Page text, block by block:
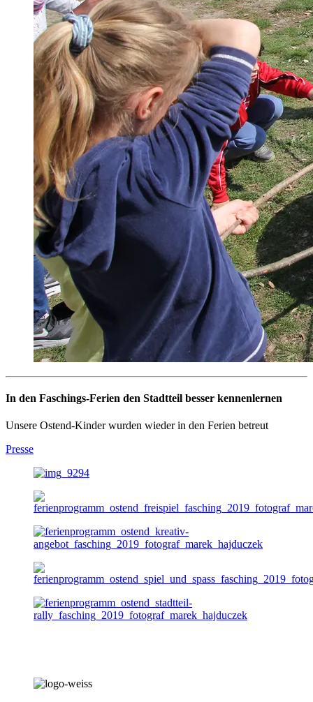
In den Faschings-Ferien den Stadtteil besser kennenlernen
Unsere Ostend-Kinder wurden wieder in den Ferien betreut
Presse